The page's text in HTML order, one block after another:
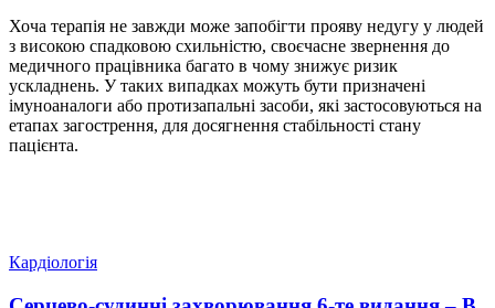
Хоча терапія не завжди може запобігти прояву недугу у людей
з високою спадковою схильністю, своєчасне звернення до
медичного працівника багато в чому знижує ризик
ускладнень. У таких випадках можуть бути призначені
імуноаналоги або протизапальні засоби, які застосовуються на
етапах загострення, для досягнення стабільності стану
пацієнта.
Кардіологія